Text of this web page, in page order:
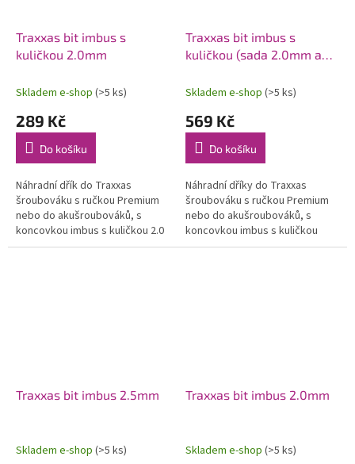
Traxxas bit imbus s
kuličkou 2.0mm
Skladem e-shop (>5 ks)
289 Kč
Do košíku
Náhradní dřík do Traxxas
šroubováku s ručkou Premium
nebo do akušroubováků, s
koncovkou imbus s kuličkou 2.0
mm. Dřík je vyroben z kvalitní
Traxxas bit imbus s
kuličkou (sada 2.0mm a
Skladem e-shop (>5 ks)
569 Kč
Do košíku
Náhradní dříky do Traxxas
šroubováku s ručkou Premium
nebo do akušroubováků, s
koncovkou imbus s kuličkou
2.0mm a 2.5mm. Dříky jsou
Traxxas bit imbus 2.5mm
Skladem e-shop (>5 ks)
Traxxas bit imbus 2.0mm
Skladem e-shop (>5 ks)